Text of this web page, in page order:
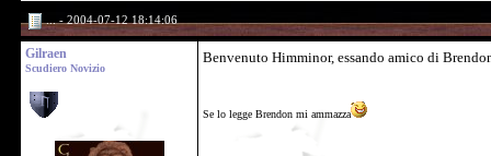
... - 2004-07-12 18:14:06
Gilraen
Scudiero Novizio
Benvenuto Himminor, essando amico di
Se lo legge Brendon mi ammazza